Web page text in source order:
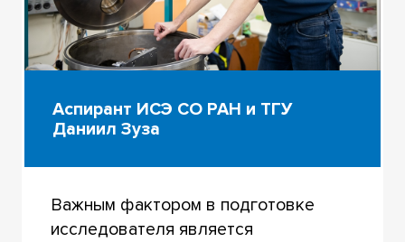
Аспирант ИСЭ СО РАН и ТГУ
Даниил Зуза
Важным фактором в подготовке
исследователя является